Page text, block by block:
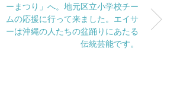
ーまつり」へ。地元区立小学校チー
ムの応援に行って来ました。エイサ
ーは沖縄の人たちの盆踊りにあたる
伝統芸能です。